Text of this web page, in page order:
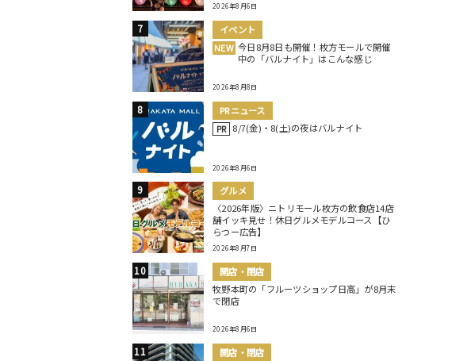
2026年8月6日
イベント
NEW 今日8月8日も開催！枚方モールで開催
中の「バルナイト」はこんな感じ
2026年8月8日
PRニュース
PR 8/7(金)・8(土)の夜はバルナイト
2026年8月6日
グルメ
〈2026年版〉ニトリモール枚方の飲食店14店
舗イッキ見せ！休日グルメモデルコース【ひ
らつー広告】
2026年8月7日
開店・閉店
牧野本町の「フルーツショップ日高」が8月末
で閉店
2026年8月6日
開店・閉店